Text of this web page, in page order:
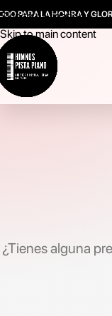
Skip to navigation
Skip to main content
PARA LA HONRA Y
¿Tienes alguna